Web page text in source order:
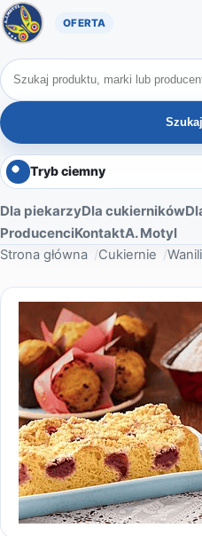
Oferta A. Motyl
Szukaj produktów
Szukaj
Tryb ciemny
Dla piekarzyDla cukierników
ProducenciKontaktA. Motyl
Strona główna Cukiernie